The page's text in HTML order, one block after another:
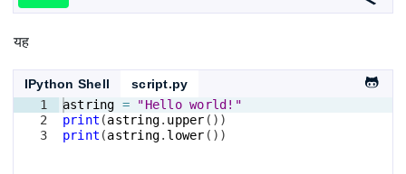
यह
IPython Shell
script.py
1
2
3
astring =
"Hello world!"
print (astring. upper ( ))
print (astring. lower ( ))